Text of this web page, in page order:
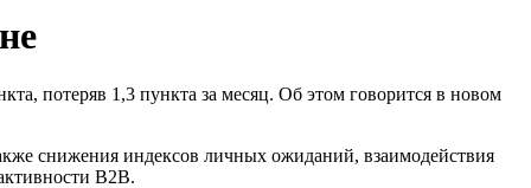
потеряв 1,3 пункта за месяц. Об этом говорится в новом
снижения индексов личных ожиданий, взаимодействия
B2B.